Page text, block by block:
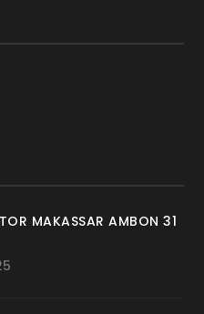
MAKASSAR AMBON 31